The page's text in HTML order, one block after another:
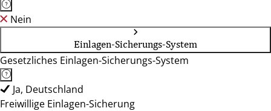
Nein
Einlagen-Sicherungs-System
Gesetzliches Einlagen-Sicherungs-System
Ja, Deutschland
Freiwillige Einlagen-Sicherung